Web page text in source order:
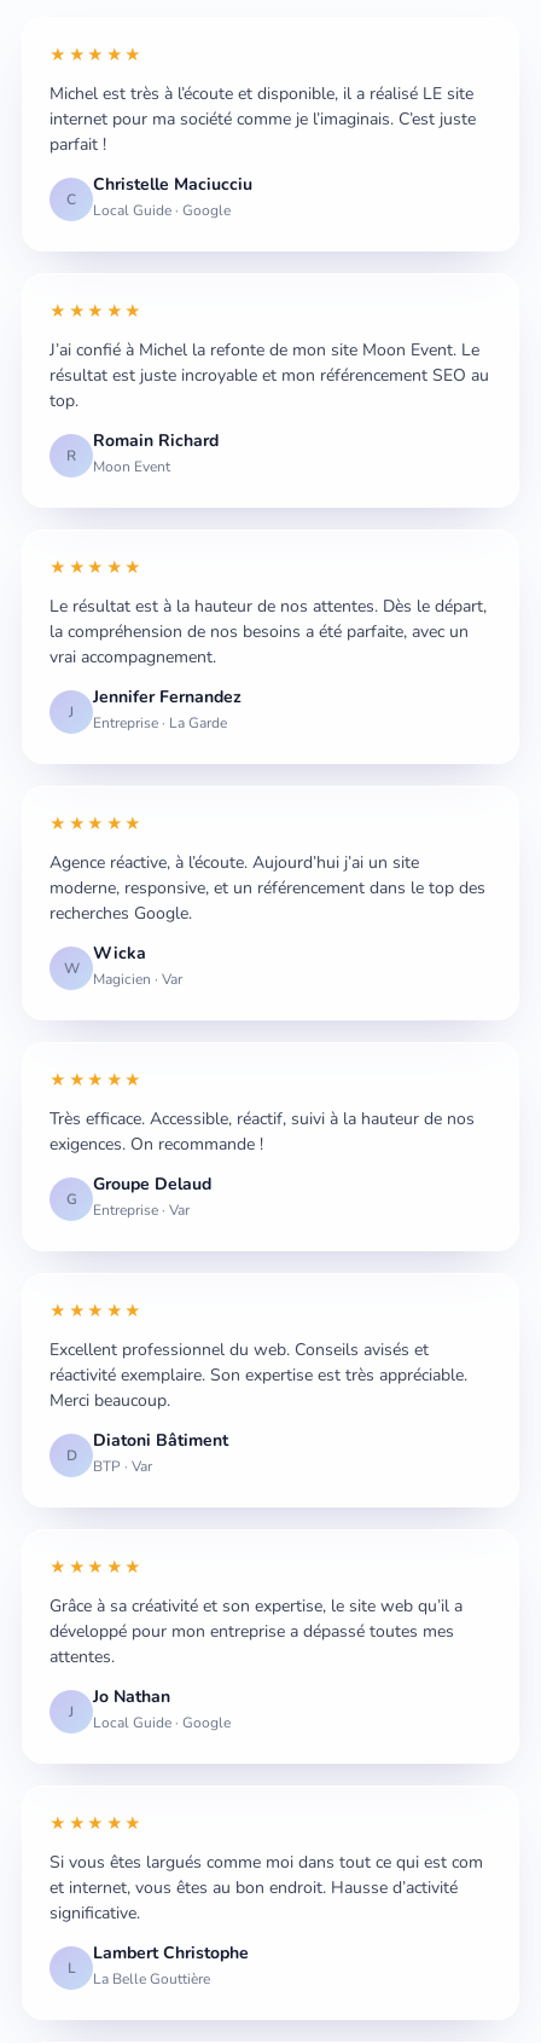
★★★★★
Michel est très à l’écoute et disponible, il a réalisé LE site
internet pour ma société comme je l’imaginais. C’est juste
parfait !
C
Christelle Maciucciu
Local Guide · Google
★★★★★
J’ai confié à Michel la refonte de mon site Moon Event. Le
résultat est juste incroyable et mon référencement SEO au
top.
R
Romain Richard
Moon Event
★★★★★
Le résultat est à la hauteur de nos attentes. Dès le départ,
la compréhension de nos besoins a été parfaite, avec un
vrai accompagnement.
J
Jennifer Fernandez
Entreprise · La Garde
★★★★★
Agence réactive, à l’écoute. Aujourd’hui j’ai un site
moderne, responsive, et un référencement dans le top des
recherches Google.
W
Wicka
Magicien · Var
★★★★★
Très efficace. Accessible, réactif, suivi à la hauteur de nos
exigences. On recommande !
G
Groupe Delaud
Entreprise · Var
★★★★★
Excellent professionnel du web. Conseils avisés et
réactivité exemplaire. Son expertise est très appréciable.
Merci beaucoup.
D
Diatoni Bâtiment
BTP · Var
★★★★★
Grâce à sa créativité et son expertise, le site web qu’il a
développé pour mon entreprise a dépassé toutes mes
attentes.
J
Jo Nathan
Local Guide · Google
★★★★★
Si vous êtes largués comme moi dans tout ce qui est com
et internet, vous êtes au bon endroit. Hausse d’activité
significative.
L
Lambert Christophe
La Belle Gouttière